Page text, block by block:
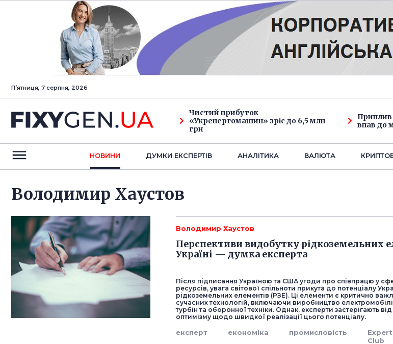
Пʼятниця, 7 серпня, 2026
Чистий прибуток
«Укренергомашин» зріс до 6,5 млн
грн
Приплив
впав до
НОВИНИ ДУМКИ ЕКСПЕРТIВ АНАЛIТИКА ВАЛЮТА
Володимир Хаустов
Володимир Хаустов
Перспективи видобутку рідкоземельних
Україні — думка експерта
Після підписання Україною та США угоди про співпрацю у
ресурсів, увага світової спільноти прикута до потенціалу
рідкоземельних елементів (РЗЕ). Ці елементи є критично
сучасних технологій, включаючи виробництво
турбін та оборонної техніки. Однак, експерти застерігають
оптимізму щодо швидкої реалізації цього потенціалу.
експерт економіка промисловість
Club